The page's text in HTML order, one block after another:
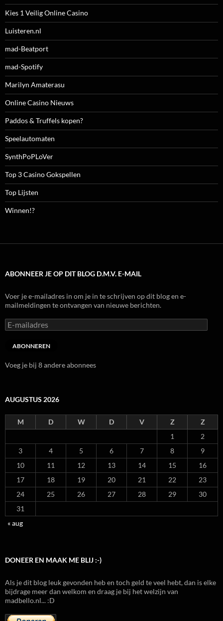
Kies 1 Veilig Online Casino
Luisteren.nl
mad-Beatport
mad-Spotify
Marilyn Amaterasu
Online Casino Nieuws
Paddos & Truffels kopen?
Speelautomaten
SynthPoPLoVer
Top 3 Casino Gokspellen
Top Lijsten
Winnen!?
ABONNEER JE OP DIT BLOG D.M.V. E-MAIL
Voer je e-mailadres in om je in te schrijven op dit blog en e-
mailmeldingen te ontvangen van nieuwe berichten.
E-
mailadres
ABONNEREN
Voeg je bij 8 andere abonnees
AUGUSTUS 2026
M D W D V Z
Z
1
2
3
4 5 6 7 8
9
10
11 12 13 14 15
16
17
18 19 20 21 22
23
24
25 26 27 28 29
30
31
« aug
DONEER EN MAAK ME BLIJ :-)
Als je dit blog leuk gevonden heb en toch geld te veel hebt, dan is elke
bijdrage meer dan welkom en draag je bij het welzijn van
madbello.nl... :D